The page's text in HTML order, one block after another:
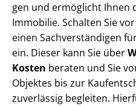
gen und ermöglicht Ihnen
Immobilie. Schalten Sie
einen Sach­ver­stän­di­gen
ein. Dieser kann Sie über
Kosten beraten und Sie
Objektes bis zur
zuverlässig begleiten.